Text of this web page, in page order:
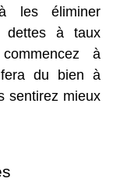
les éliminer
dettes à taux
à
du bien à
sentirez mieux